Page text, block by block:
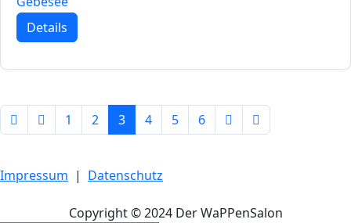
Details
1 2 3 4 5 6
Impressum | Datenschutz
Copyright © 2024 Der WaPPenSalon